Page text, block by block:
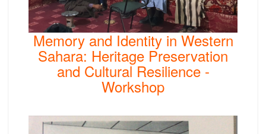
Memory and Identity in Western
Sahara: Heritage Preservation
and Cultural Resilience -
Workshop